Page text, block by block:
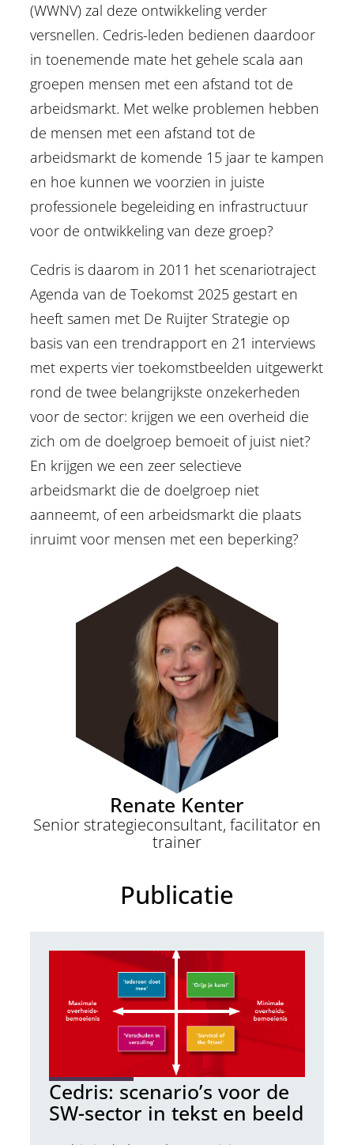
(WWNV) zal deze ontwikkeling verder
versnellen. Cedris-leden bedienen daardoor
in toenemende mate het gehele scala aan
groepen mensen met een afstand tot de
arbeidsmarkt. Met welke problemen hebben
de mensen met een afstand tot de
arbeidsmarkt de komende 15 jaar te kampen
en hoe kunnen we voorzien in juiste
professionele begeleiding en infrastructuur
voor de ontwikkeling van deze groep?
Cedris is daarom in 2011 het scenariotraject
Agenda van de Toekomst 2025 gestart en
heeft samen met De Ruijter Strategie op
basis van een trendrapport en 21 interviews
met experts vier toekomstbeelden uitgewerkt
rond de twee belangrijkste onzekerheden
voor de sector: krijgen we een overheid die
zich om de doelgroep bemoeit of juist niet?
En krijgen we een zeer selectieve
arbeidsmarkt die de doelgroep niet
aanneemt, of een arbeidsmarkt die plaats
inruimt voor mensen met een beperking?
Renate Kenter
Senior strategieconsultant, facilitator en
trainer
Publicatie
Cedris: scenario’s voor de
SW-sector in tekst en beeld